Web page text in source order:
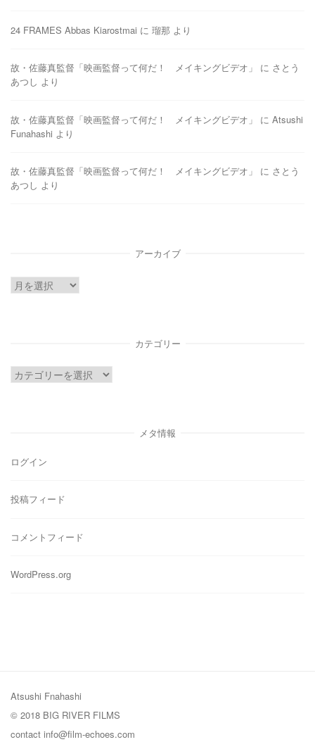
24 FRAMES Abbas Kiarostmai に 瑠那 より
故・佐藤真監督「映画監督って何だ！ メイキングビデオ」 に さとう
あつし より
故・佐藤真監督「映画監督って何だ！ メイキングビデオ」 に Atsushi
Funahashi より
故・佐藤真監督「映画監督って何だ！ メイキングビデオ」 に さとう
あつし より
アーカイブ
ア
カテゴリー
カ
メタ情報
ログイン
投稿フィード
コメントフィード
WordPress.org
Atsushi Fnahashi
© 2018 BIG RIVER FILMS
contact info@film-echoes.com